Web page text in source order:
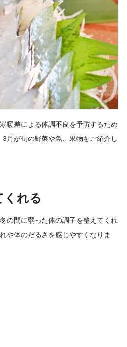
暖差による体調不良を予防するため
月が旬の野菜や魚、果物をご紹介し
くれる
の間に弱った体の調子を整えてくれ
や体のだるさを感じやすくなりま